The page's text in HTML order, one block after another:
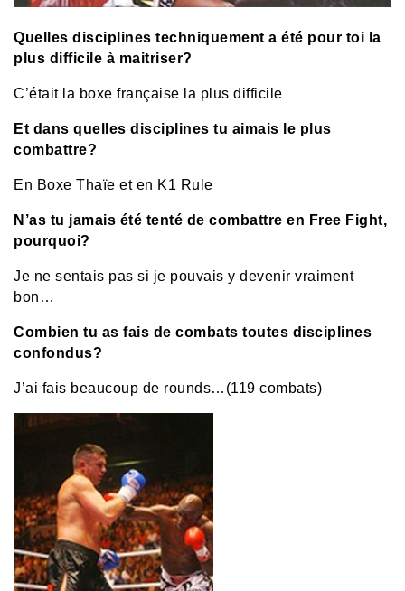
Quelles disciplines techniquement a été pour toi la
plus difficile à maitriser?
C’était la boxe française la plus difficile
Et dans quelles disciplines tu aimais le plus
combattre?
En Boxe Thaïe et en K1 Rule
N’as tu jamais été tenté de combattre en Free Fight,
pourquoi?
Je ne sentais pas si je pouvais y devenir vraiment
bon…
Combien tu as fais de combats toutes disciplines
confondus?
J’ai fais beaucoup de rounds…(119 combats)